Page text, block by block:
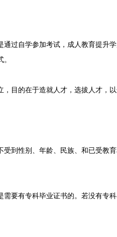
过自学参加考试，成人教育提升学
目的在于造就人才，选拔人才，以
到性别、年龄、民族、和已受教育
要有专科毕业证书的。若没有专科